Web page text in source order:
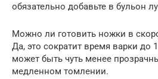
обязательно добавьте в бульон
Можно ли готовить ножки в
Да, это сократит время варки до
может быть чуть менее
медленном томлении.